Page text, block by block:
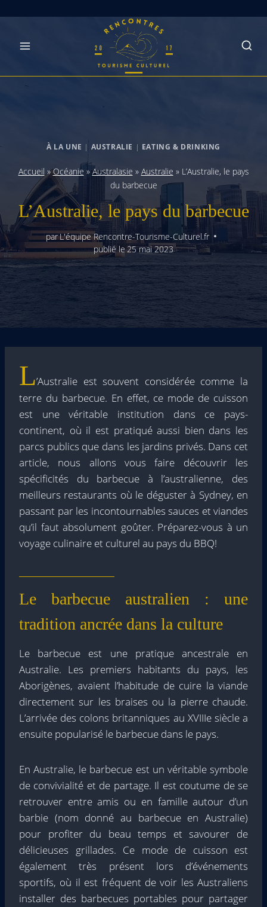
À LA UNE | AUSTRALIE | EATING & DRINKING
Accueil »Océanie »Australasie » Australie » L’Australie, le pays
du barbecue
L’Australie, le pays du barbecue
parL'équipe Rencontre-Tourisme-Culturel.fr
publié le25 mai 2023
L’Australie est souvent considérée comme la
terre du barbecue. En effet, ce mode de cuisson
est une véritable institution dans ce pays-
continent, où il est pratiqué aussi bien dans les
parcs publics que dans les jardins privés. Dans cet
article, nous allons vous faire découvrir les
spécificités du barbecue à l’australienne, des
meilleurs restaurants où le déguster à Sydney, en
passant par les incontournables sauces et viandes
qu’il faut absolument goûter. Préparez-vous à un
voyage culinaire et culturel au pays du BBQ!
Le barbecue australien : une
tradition ancrée dans la culture
Le barbecue est une pratique ancestrale en
Australie. Les premiers habitants du pays, les
Aborigènes, avaient l’habitude de cuire la viande
directement sur les braises ou la pierre chaude.
L’arrivée des colons britanniques au XVIIIe siècle a
ensuite popularisé le barbecue dans le pays.
En Australie, le barbecue est un véritable symbole
de convivialité et de partage. Il est coutume de se
retrouver entre amis ou en famille autour d’un
barbie (nom donné au barbecue en Australie)
pour profiter du beau temps et savourer de
délicieuses grillades. Ce mode de cuisson est
également très présent lors d’événements
sportifs, où il est fréquent de voir les Australiens
installer des barbecues portables pour partager